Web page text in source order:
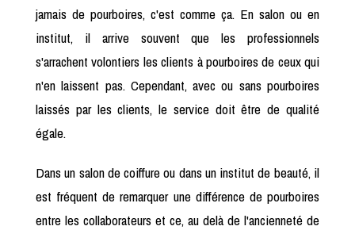
jamais de pourboires, c'est comme ça. En salon ou en
institut, il arrive souvent que les professionnels
s'arrachent volontiers les clients à pourboires de ceux qui
n'en laissent pas. Cependant, avec ou sans pourboires
laissés par les clients, le service doit être de qualité
égale.
Dans un salon de coiffure ou dans un institut de beauté, il
est fréquent de remarquer une différence de pourboires
entre les collaborateurs et ce, au delà de l'ancienneté de